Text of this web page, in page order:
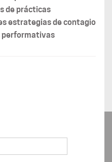
de prácticas
estrategias de contagio
performativas